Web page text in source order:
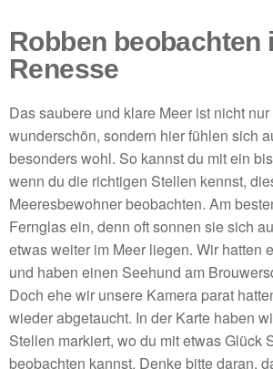
Robben beobachten
Renesse
Das saubere und klare Meer ist nicht
wunderschön, sondern hier fühlen sich
besonders wohl. So kannst du mit ein
wenn du die richtigen Stellen kennst,
Meeresbewohner beobachten. Am
Fernglas ein, denn oft sonnen sie sich
etwas weiter im Meer liegen. Wir hatten
und haben einen Seehund am
Doch ehe wir unsere Kamera parat
wieder abgetaucht. In der Karte haben
Stellen markiert, wo du mit etwas Glück
beobachten kannst. Denke bitte daran,